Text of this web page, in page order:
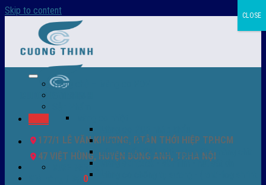
Skip to content
177/1 LÊ VĂN KHƯƠNG, P.TÂN THỚI HIỆP TP.HCM
47 VIỆT HÙNG, HUYỆN ĐÔNG ANH, TP.HÀ NỘI
0932 756 950
0
Trang chủ – Màng co POF
Màng co PVC
Màng quấn PALLET- màng PE- màng chit
Màng skinpack - skinfilm - hút sát da
CLOSE